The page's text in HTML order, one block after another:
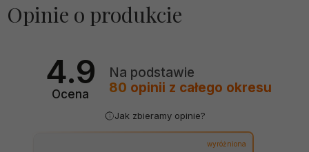
Opinie o produkcie
4.9
Ocena
Na podstawie
80 opinii z całego okresu
Jak zbieramy opinie?
wyróżniona